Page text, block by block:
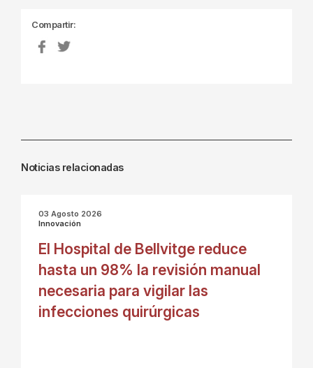
Compartir:
Noticias relacionadas
03 Agosto 2026
Innovación
El Hospital de Bellvitge reduce
hasta un 98% la revisión manual
necesaria para vigilar las
infecciones quirúrgicas